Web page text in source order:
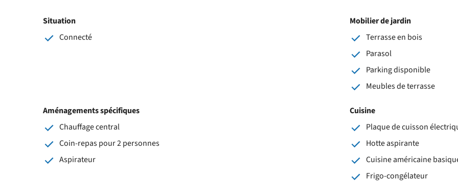
Situation
Connecté
Mobilier de jardin
Terrasse en bois
Parasol
Parking disponible
Meubles de terrasse
Aménagements spécifiques
Chauffage central
Coin-repas pour 2 personnes
Aspirateur
Cuisine
Plaque de cuisson
Hotte aspirante
Cuisine américaine
Frigo-congélateur